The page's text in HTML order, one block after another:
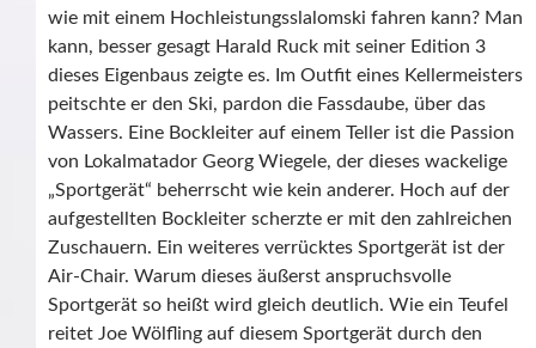
wie mit einem Hochleistungsslalomski fahren kann? Man
kann, besser gesagt Harald Ruck mit seiner Edition 3
dieses Eigenbaus zeigte es. Im Outfit eines Kellermeisters
peitschte er den Ski, pardon die Fassdaube, über das
Wassers. Eine Bockleiter auf einem Teller ist die Passion
von Lokalmatador Georg Wiegele, der dieses wackelige
„Sportgerät“ beherrscht wie kein anderer. Hoch auf der
aufgestellten Bockleiter scherzte er mit den zahlreichen
Zuschauern. Ein weiteres verrücktes Sportgerät ist der
Air-Chair. Warum dieses äußerst anspruchsvolle
Sportgerät so heißt wird gleich deutlich. Wie ein Teufel
reitet Joe Wölfling auf diesem Sportgerät durch den